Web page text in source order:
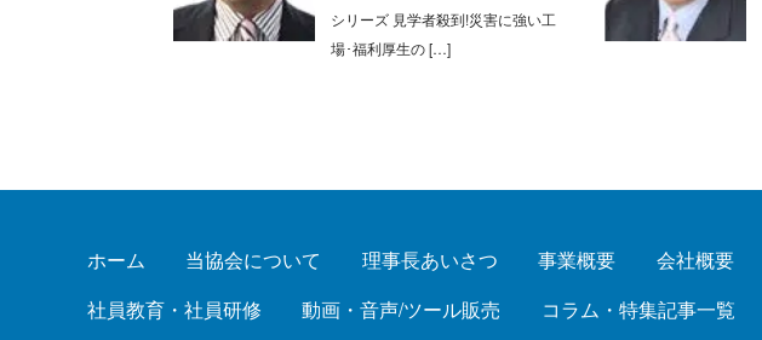
シリーズ 見学者殺到!災害に強い工
場･福利厚生の […]
ホーム 当協会について 理事長あいさつ 事業概要 会社概要
社員教育・社員研修
動画・音声/ツール販売 コラム・特集記事一覧